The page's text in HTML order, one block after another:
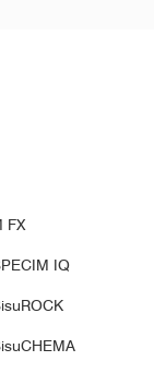
矿物勘查
9:164
of leaf
from
of
NIR image
FX
IQ